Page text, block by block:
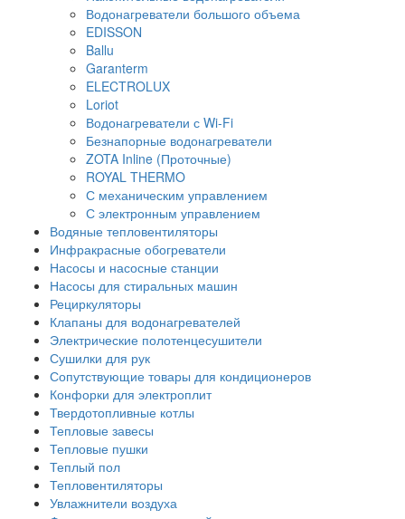
Водонагреватели большого объема
EDISSON
Ballu
Garanterm
ELECTROLUX
Loriot
Водонагреватели с Wi-Fi
Безнапорные водонагреватели
ZOTA Inline (Проточные)
ROYAL THERMO
С механическим управлением
С электронным управлением
Водяные тепловентиляторы
Инфракрасные обогреватели
Насосы и насосные станции
Насосы для стиральных машин
Рециркуляторы
Клапаны для водонагревателей
Электрические полотенцесушители
Сушилки для рук
Сопутствующие товары для кондиционеров
Конфорки для электроплит
Твердотопливные котлы
Тепловые завесы
Тепловые пушки
Теплый пол
Тепловентиляторы
Увлажнители воздуха